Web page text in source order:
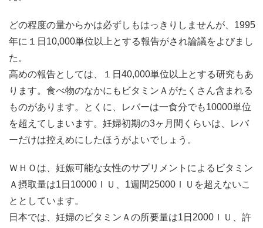
どの程度の量からかは必ずしもはっきりしませんが、1995
年に１日10,000単位以上とする報告がされ論議をよびまし
た。
高めの報告としては、１日40,000単位以上とする研究もあ
ります。食べ物のなかにもビタミンＡがたくさん含まれる
ものがあります。とくに、レバーは一食分でも10000単位
を超えてしまいます。妊婦初期の3ヶ月間くらいは、レバ
ーだけは控えめにしたほうがよいでしょう。
ＷＨＯは、妊娠可能な女性のサプリメントによるビタミン
Ａ摂取量は1日10000ＩＵ、1週間25000ＩＵを超えないこ
ととしています。
日本では、妊婦のビタミンＡの所要量は1日2000ＩＵ、許